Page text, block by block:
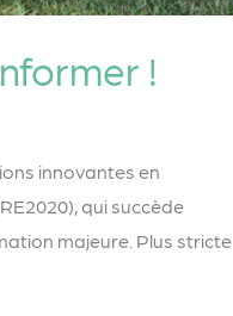
!
innovantes en
qui succède
majeure. Plus stricte